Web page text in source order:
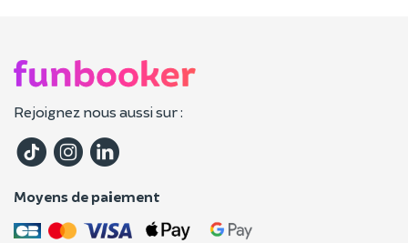
Rejoignez nous aussi sur :
Moyens de paiement